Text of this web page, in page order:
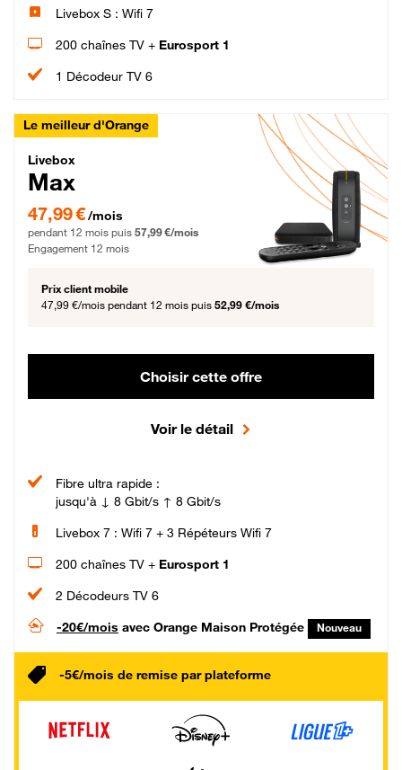
Livebox S : Wifi 7
200 chaînes TV + Eurosport 1
1 Décodeur TV 6
Le meilleur d'Orange
Livebox Max Fibre
Livebox
Max
47,99 € par mois pendant 12 mois puis 57,99 € par mois, Engagement 12 mois
47,99 €/mois
pendant 12 mois puis 57,99 €/mois
Engagement 12 mois
Prix client mobile
47,99 €/mois pendant 12 mois puis 52,99 €/mois
Choisir cette offre
Voir le détail
Fibre ultra rapide :
jusqu'à ↓ 8 Gbit/s ↑ 8 Gbit/s
Livebox 7 : Wifi 7 + 3 Répéteurs Wifi 7
200 chaînes TV + Eurosport 1
2 Décodeurs TV 6
-20€/mois avec Orange Maison Protégée Nouveau
-5€/mois de remise par plateforme